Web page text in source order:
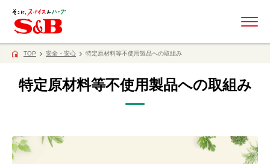
TOP 安全・安心 特定原材料等不使用製品への取組み
特定原材料等不使用製品への取組み